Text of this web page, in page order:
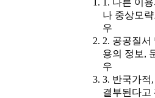
나 중상모
우
2. 공공질서
용의 정보,
우
3. 반국가적
결부된다고